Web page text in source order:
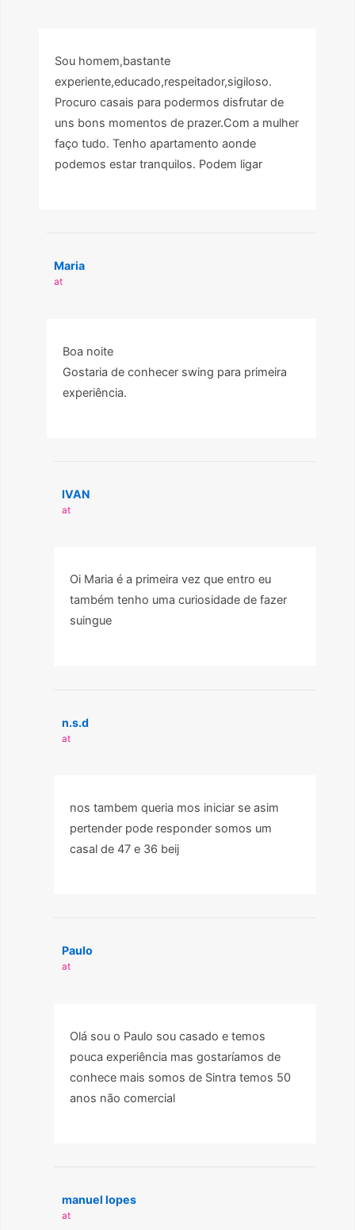
Sou homem,bastante
experiente,educado,respeitador,sigiloso.
Procuro casais para podermos disfrutar de
uns bons momentos de prazer.Com a mulher
faço tudo. Tenho apartamento aonde
podemos estar tranquilos. Podem ligar
Maria
at
Boa noite
Gostaria de conhecer swing para primeira
experiência.
IVAN
at
Oi Maria é a primeira vez que entro eu
também tenho uma curiosidade de fazer
suingue
n.s.d
at
nos tambem queria mos iniciar se asim
pertender pode responder somos um
casal de 47 e 36 beij
Paulo
at
Olá sou o Paulo sou casado e temos
pouca experiência mas gostaríamos de
conhece mais somos de Sintra temos 50
anos não comercial
manuel lopes
at